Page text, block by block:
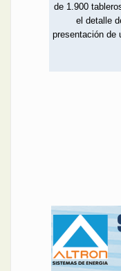
de 1.900
el detalle
presentación de